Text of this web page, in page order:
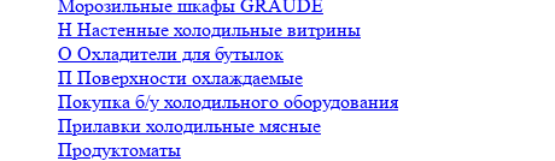
Морозильные шкафы GRAUDE
Н Настенные холодильные витрины
О Охладители для бутылок
П Поверхности охлаждаемые
Покупка б/у холодильного оборудования
Прилавки холодильные мясные
Продуктоматы